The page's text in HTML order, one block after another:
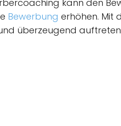
kann den
Bewerbung erhöhen. Mit
überzeugend